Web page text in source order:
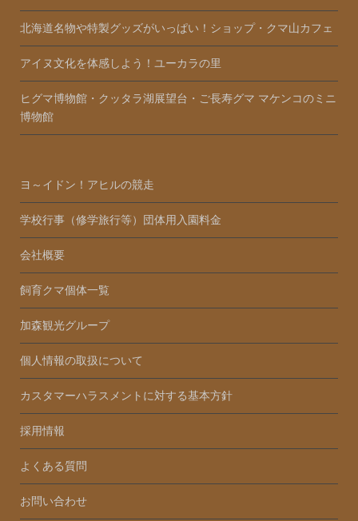
北海道名物や特製グッズがいっぱい！ショップ・クマ山カフェ
アイヌ文化を体感しよう！ユーカラの里
ヒグマ博物館・クッタラ湖展望台・ご長寿グマ マケンコのミニ
博物館
ヨ～イドン！アヒルの競走
学校行事（修学旅行等）団体用入園料金
会社概要
飼育クマ個体一覧
加森観光グループ
個人情報の取扱について
カスタマーハラスメントに対する基本方針
採用情報
よくある質問
お問い合わせ